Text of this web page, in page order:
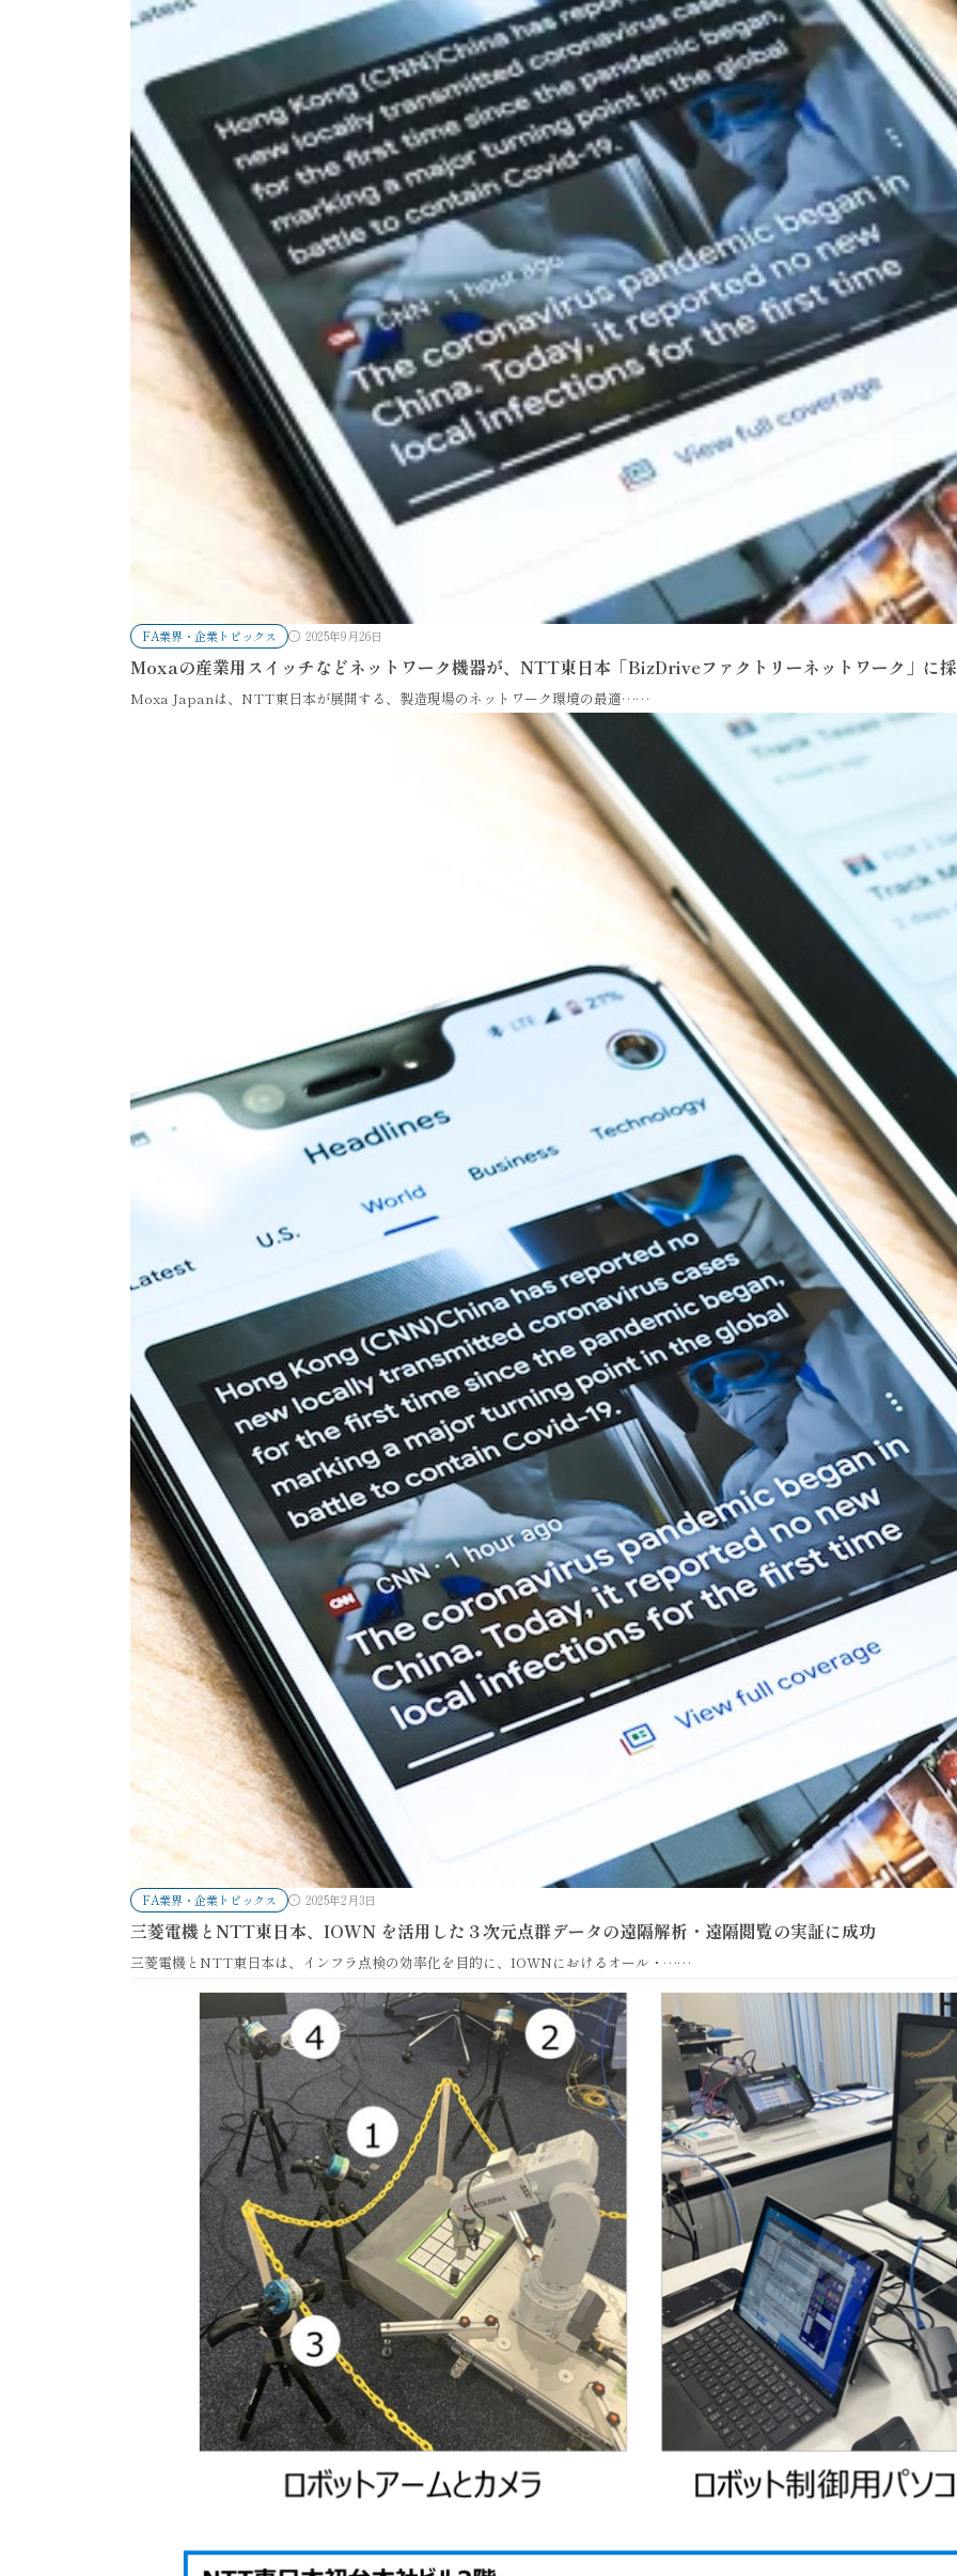
FA業界・企業トピックス 2025年9月26日
Moxaの産業用スイッチなどネットワーク機器が、NTT東日本「BizDriveファクトリーネットワーク」に
Moxa Japanは、NTT東日本が展開する、製造現場のネットワーク環境の最適……
FA業界・企業トピックス 2025年2月3日
三菱電機とNTT東日本、IOWN を活用した３次元点群データの遠隔解析・遠隔閲覧の実証に成功
三菱電機とNTT東日本は、インフラ点検の効率化を目的に、IOWNにおけるオール・……